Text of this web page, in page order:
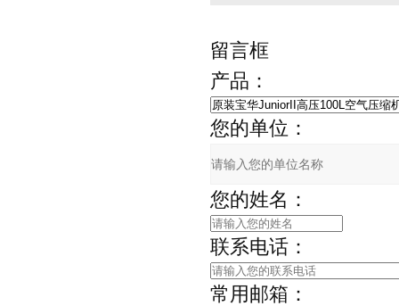
留言框
产品：
您的单位：
您的姓名：
联系电话：
常用邮箱：